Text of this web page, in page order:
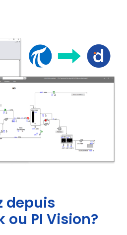
depuis
ou PI Vision?